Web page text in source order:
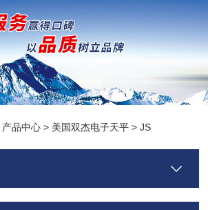
产品中心 > 美国双杰电子天平 >JS